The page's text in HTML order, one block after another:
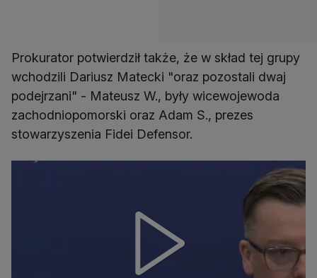
Prokurator potwierdził także, że w skład tej grupy
wchodzili Dariusz Matecki "oraz pozostali dwaj
podejrzani" - Mateusz W., były wicewojewoda
zachodniopomorski oraz Adam S., prezes
stowarzyszenia Fidei Defensor.